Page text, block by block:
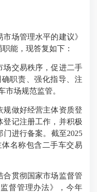
场管理水平的建议》
能，现答复如下：
交易秩序，促进二手
职责、强化指导、注
市场规范监管。
做好经营主体资质登
登记注册工作，并积极
进行备案。截至2025
名称包含二手车交易
贯彻国家市场监督管
督管理办法》，今年